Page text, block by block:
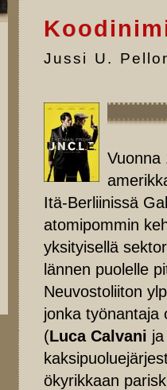
Jussi U.
Vuonna
Itä-Berliinissä
atomipommin
yksityisellä
lännen puolelle
Neuvostoliiton
jonka työnantaja
(Luca Calvani
ökyrikkaan